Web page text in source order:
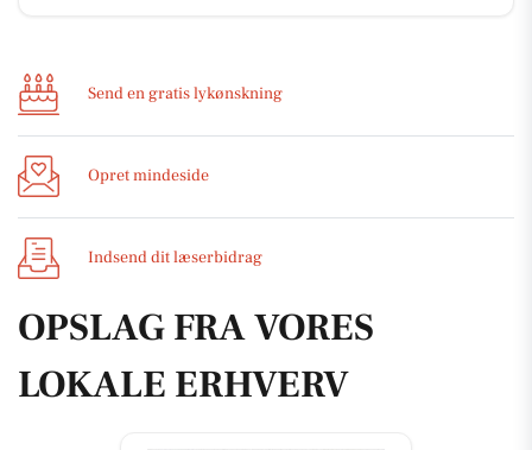
Send en gratis lykønskning
Opret mindeside
Indsend dit læserbidrag
OPSLAG FRA VORES
LOKALE ERHVERV